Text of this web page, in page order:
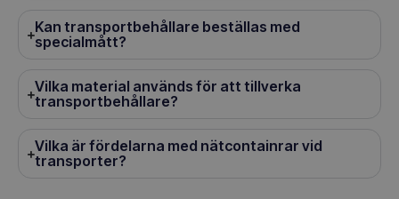
Kan transportbehållare beställas med
specialmått?
Vilka material används för att tillverka
transportbehållare?
Vilka är fördelarna med nätcontainrar vid
transporter?